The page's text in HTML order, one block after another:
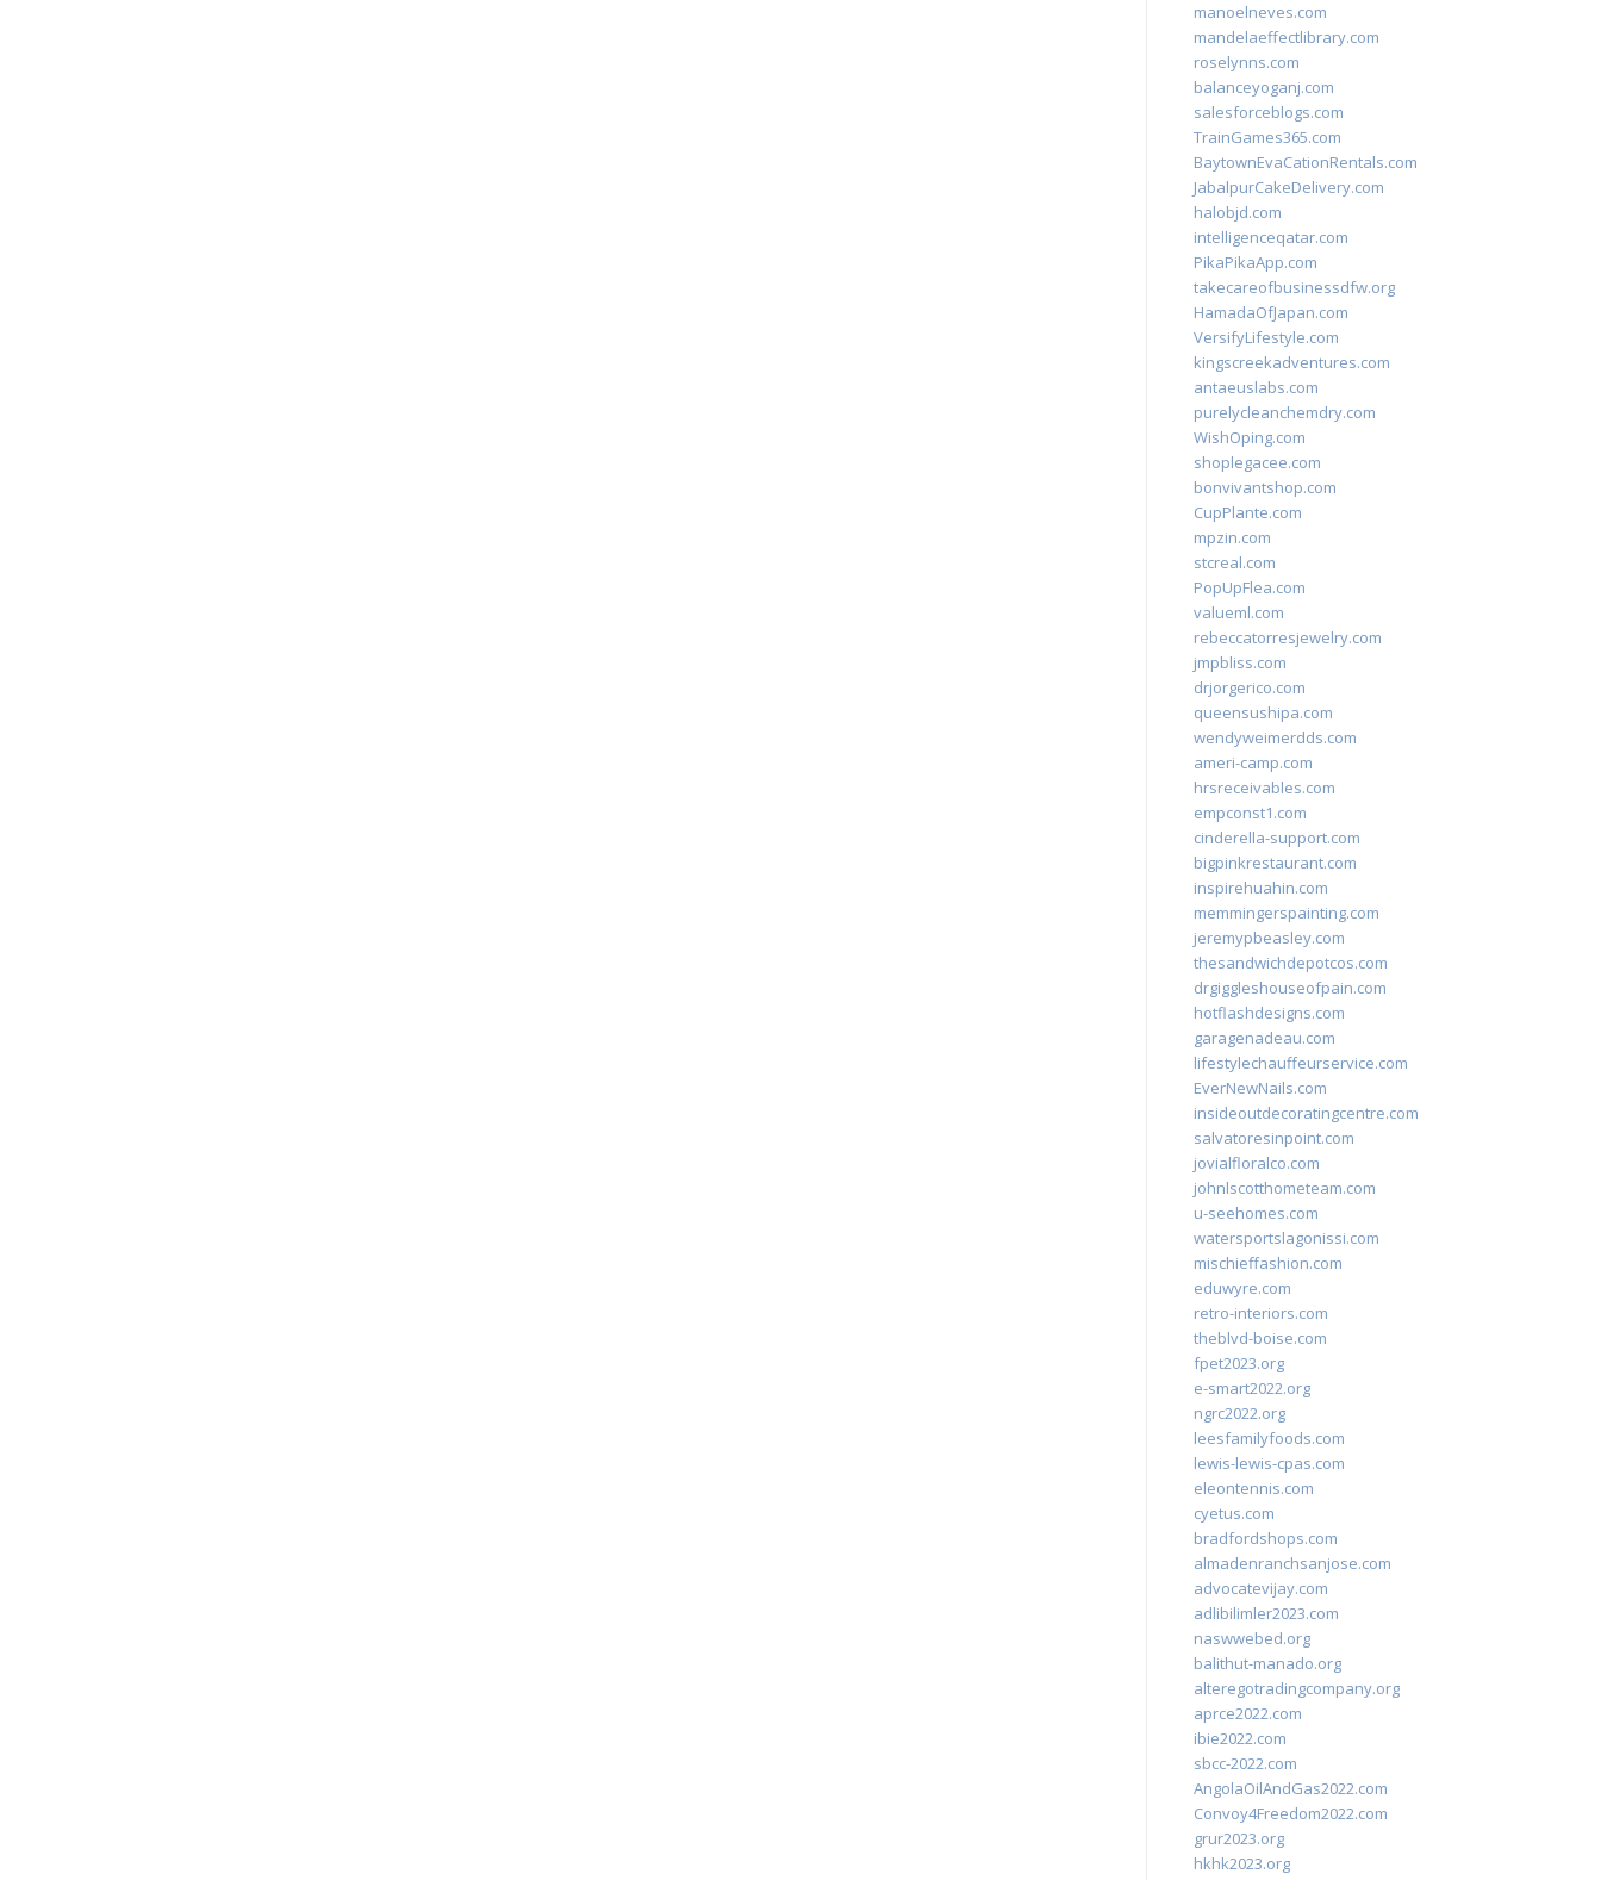
manoelneves.com
mandelaeffectlibrary.com
roselynns.com
balanceyoganj.com
salesforceblogs.com
TrainGames365.com
BaytownEvaCationRentals.com
JabalpurCakeDelivery.com
halobjd.com
intelligenceqatar.com
PikaPikaApp.com
takecareofbusinessdfw.org
HamadaOfJapan.com
VersifyLifestyle.com
kingscreekadventures.com
antaeuslabs.com
purelycleanchemdry.com
WishOping.com
shoplegacee.com
bonvivantshop.com
CupPlante.com
mpzin.com
stcreal.com
PopUpFlea.com
valueml.com
rebeccatorresjewelry.com
jmpbliss.com
drjorgerico.com
queensushipa.com
wendyweimerdds.com
ameri-camp.com
hrsreceivables.com
empconst1.com
cinderella-support.com
bigpinkrestaurant.com
inspirehuahin.com
memmingerspainting.com
jeremypbeasley.com
thesandwichdepotcos.com
drgiggleshouseofpain.com
hotflashdesigns.com
garagenadeau.com
lifestylechauffeurservice.com
EverNewNails.com
insideoutdecoratingcentre.com
salvatoresinpoint.com
jovialfloralco.com
johnlscotthometeam.com
u-seehomes.com
watersportslagonissi.com
mischieffashion.com
eduwyre.com
retro-interiors.com
theblvd-boise.com
fpet2023.org
e-smart2022.org
ngrc2022.org
leesfamilyfoods.com
lewis-lewis-cpas.com
eleontennis.com
cyetus.com
bradfordshops.com
almadenranchsanjose.com
advocatevijay.com
adlibilimler2023.com
naswwebed.org
balithut-manado.org
alteregotradingcompany.org
aprce2022.com
ibie2022.com
sbcc-2022.com
AngolaOilAndGas2022.com
Convoy4Freedom2022.com
grur2023.org
hkhk2023.org